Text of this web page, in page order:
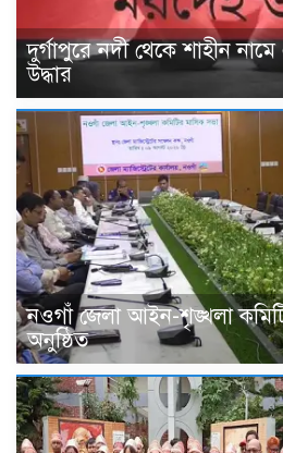
দুর্গাপুরে নদী থেকে শাহীন
উদ্ধার
নওগাঁ জেলা আইন-শৃঙ্খলা
অনুষ্ঠিত